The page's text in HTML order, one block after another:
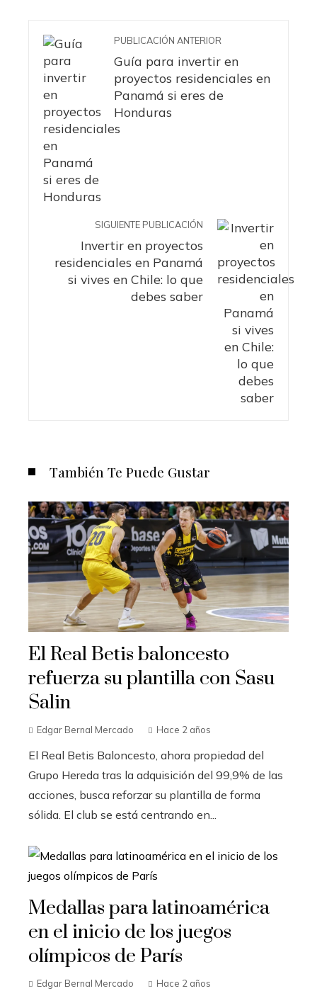
PUBLICACIÓN ANTERIOR
Guía para invertir en
proyectos residenciales en
Panamá si eres de
Honduras
SIGUIENTE PUBLICACIÓN
Invertir en proyectos
residenciales en Panamá
si vives en Chile: lo que
debes saber
También Te Puede Gustar
El Real Betis baloncesto
refuerza su plantilla con Sasu
Salin
Edgar Bernal Mercado Hace 2 años
El Real Betis Baloncesto, ahora propiedad del
Grupo Hereda tras la adquisición del 99,9% de las
acciones, busca reforzar su plantilla de forma
sólida. El club se está centrando en...
Medallas para latinoamérica
en el inicio de los juegos
olímpicos de París
Edgar Bernal Mercado Hace 2 años